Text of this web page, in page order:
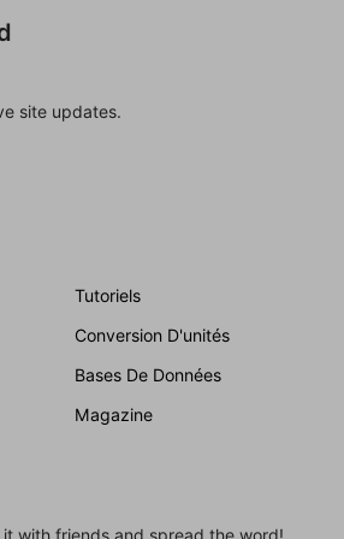
site updates.
Tutoriels
Conversion D'unités
Bases De Données
Magazine
with friends and spread the word!